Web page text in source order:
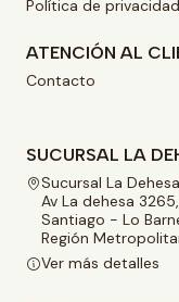
Política de privacidad
ATENCIÓN AL
Contacto
SUCURSAL LA
Sucursal La Dehesa
Av La dehesa
Santiago - Lo
Región
Ver más detalles